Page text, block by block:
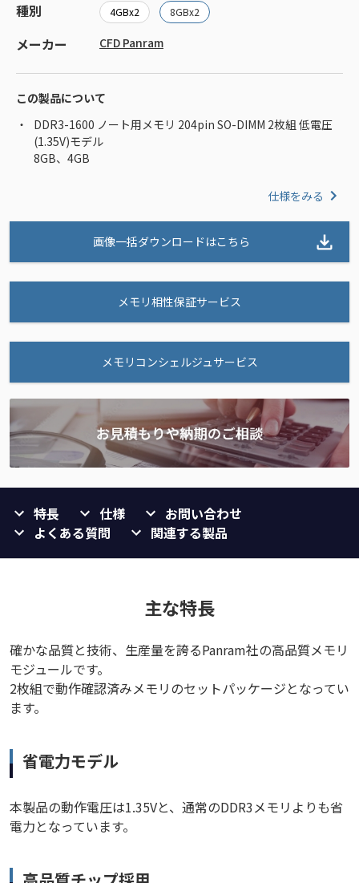
種別 4GBx2 8GBx2
メーカー CFD Panram
この製品について
DDR3-1600 ノート用メモリ 204pin SO-DIMM 2枚組 低電圧
(1.35V)モデル
8GB、4GB
仕様をみる
画像一括ダウンロードはこちら
メモリ相性保証サービス
メモリコンシェルジュサービス
特長 仕様
お問い合わせ
よくある質問
関連する製品
主な特長
確かな品質と技術、生産量を誇るPanram社の高品質メモリ
モジュールです。
2枚組で動作確認済みメモリのセットパッケージとなってい
ます。
省電力モデル
本製品の動作電圧は1.35Vと、通常のDDR3メモリよりも省
電力となっています。